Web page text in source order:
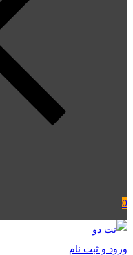
0
ورود و ثبت نام